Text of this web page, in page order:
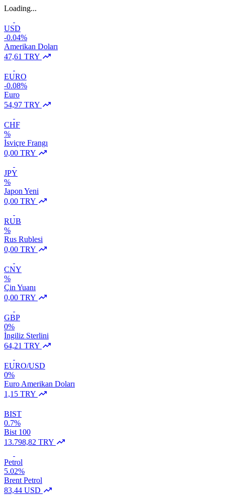
Loading...
USD
-0.04%
Amerikan Doları
47,61 TRY
EURO
-0.08%
Euro
54,97 TRY
CHF
%
İsviçre Frangı
0,00 TRY
JPY
%
Japon Yeni
0,00 TRY
RUB
%
Rus Rublesi
0,00 TRY
CNY
%
Çin Yuanı
0,00 TRY
GBP
0%
İngiliz Sterlini
64,21 TRY
EURO/USD
0%
Euro Amerikan Doları
1,15 TRY
BIST
0.7%
Bist 100
13.798,82 TRY
Petrol
5.02%
Brent Petrol
83,44 USD